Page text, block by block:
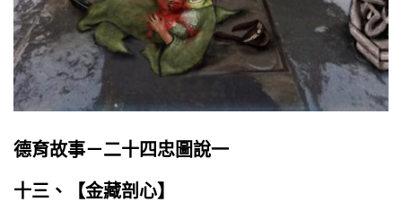
德育故事－二十四忠圖說一
十三、【金藏剖心】